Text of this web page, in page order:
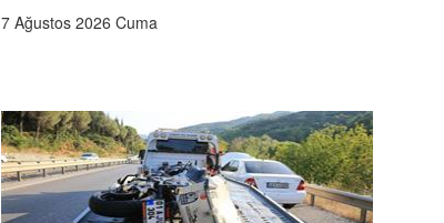
7 Ağustos 2026 Cuma